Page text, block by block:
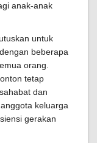
anak-anak
untuk
beberapa
orang.
tetap
dan
keluarga
gerakan